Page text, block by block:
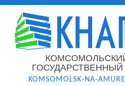
KOMSOMOLSK-NA-